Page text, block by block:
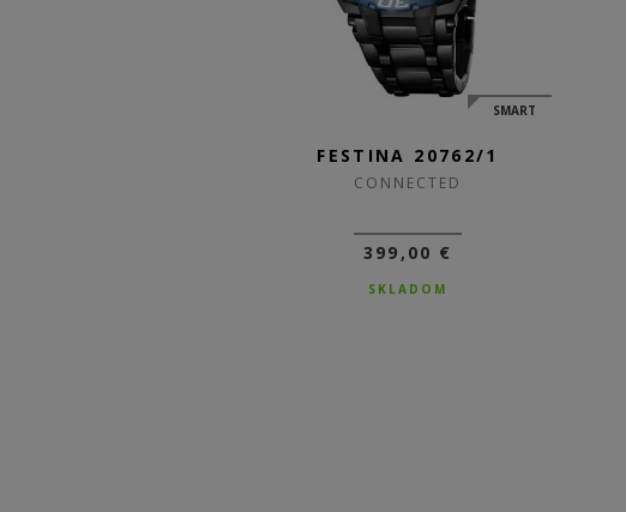
SMART
FESTINA 20762/1
CONNECTED
399,00 €
SKLADOM